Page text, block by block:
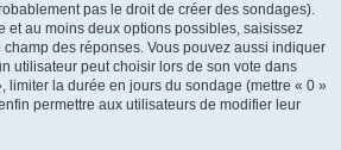
pas le droit de créer des sondages).
et au moins deux options possibles, saisissez
des réponses. Vous pouvez aussi indiquer
utilisateur peut choisir lors de son vote dans
limiter la durée en jours du sondage (mettre « 0 »
permettre aux utilisateurs de modifier leur